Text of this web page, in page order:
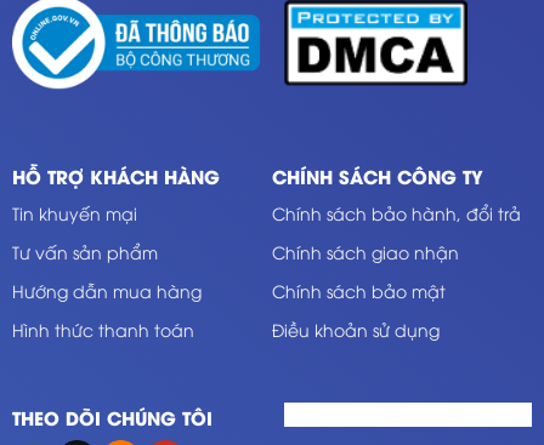
HỖ TRỢ KHÁCH HÀNG
Tin khuyến mại
Tư vấn sản phẩm
Hướng dẫn mua hàng
Hình thức thanh toán
CHÍNH SÁCH CÔNG TY
Chính sách bảo hành, đổi trả
Chính sách giao nhận
Chính sách bảo mật
Điều khoản sử dụng
THEO DÕI CHÚNG TÔI